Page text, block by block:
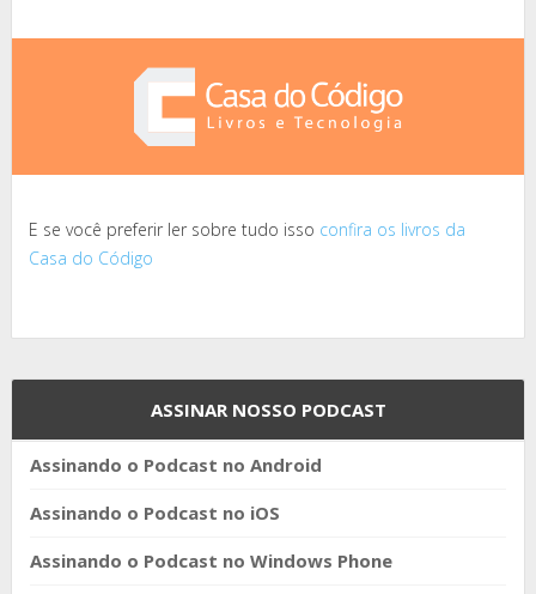
E se você preferir ler sobre tudo isso confira os livros da
Casa do Código
ASSINAR NOSSO PODCAST
Assinando o Podcast no Android
Assinando o Podcast no iOS
Assinando o Podcast no Windows Phone